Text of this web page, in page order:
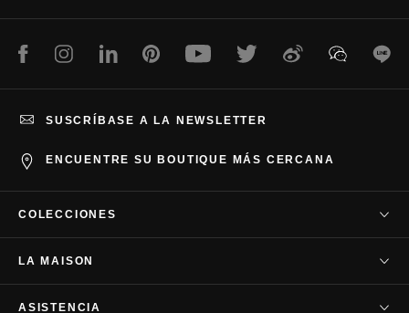
FacebookInstagramLinkedInPinterest Youtube Twitter Weibo WeChat
ENCUENTRE SU BOUTIQUE MÁS CERCANA
SUSCRÍBASE A LA NEWSLETTER
COLECCIONES
TAG Heuer Aquaracer
LA MAISON
ASISTENCIA